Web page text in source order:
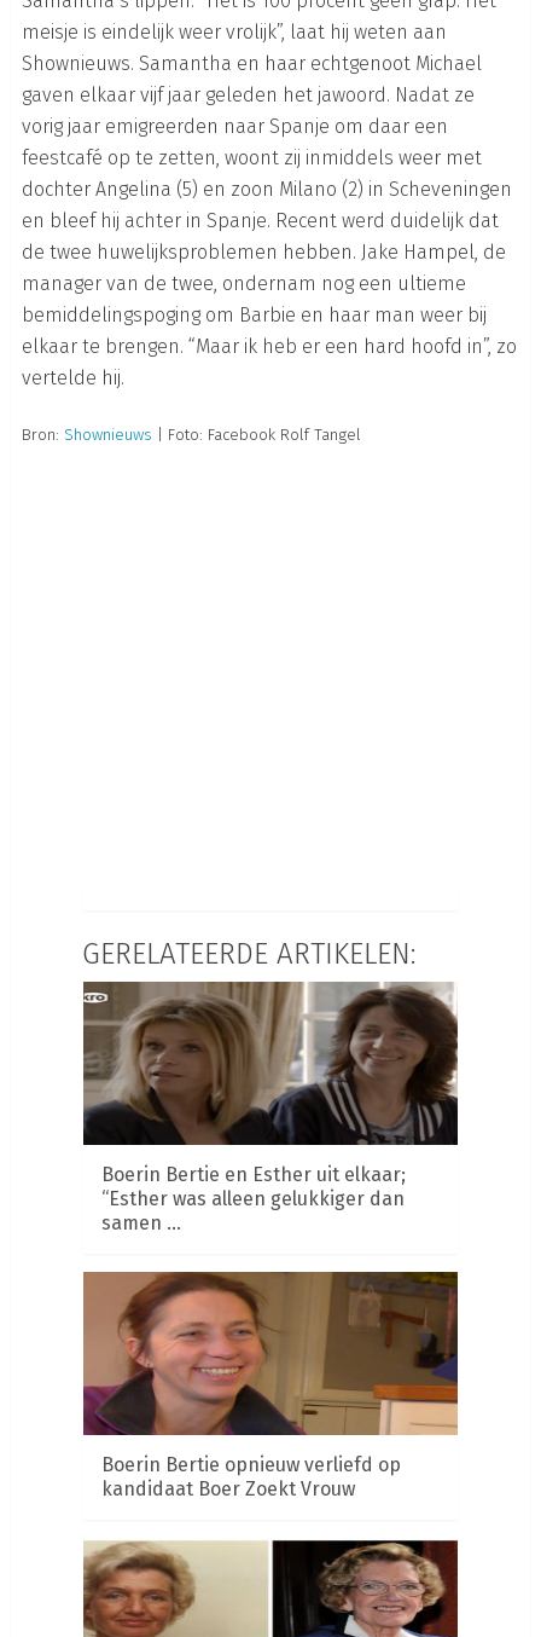
meisje is eindelijk weer vrolijk”, laat hij weten aan
Shownieuws. Samantha en haar echtgenoot Michael
gaven elkaar vijf jaar geleden het jawoord. Nadat ze
vorig jaar emigreerden naar Spanje om daar een
feestcafé op te zetten, woont zij inmiddels weer met
dochter Angelina (5) en zoon Milano (2) in Scheveningen
en bleef hij achter in Spanje. Recent werd duidelijk dat
de twee huwelijksproblemen hebben. Jake Hampel, de
manager van de twee, ondernam nog een ultieme
bemiddelingspoging om Barbie en haar man weer bij
elkaar te brengen. “Maar ik heb er een hard hoofd in”, zo
vertelde hij.
Bron: Shownieuws | Foto: Facebook Rolf Tangel
GERELATEERDE ARTIKELEN:
Boerin Bertie en Esther uit elkaar;
“Esther was alleen gelukkiger dan
samen …
Boerin Bertie opnieuw verliefd op
kandidaat Boer Zoekt Vrouw